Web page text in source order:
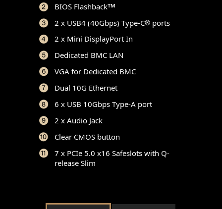
BIOS Flashback™
2 x USB4 (40Gbps) Type-C® ports
2 x Mini DisplayPort In
Dedicated BMC LAN
VGA for Dedicated BMC
Dual 10G Ethernet
6 x USB 10Gbps Type-A port
2 x Audio Jack
Clear CMOS button
7 x PCIe 5.0 x16 Safeslots with Q-
release Slim